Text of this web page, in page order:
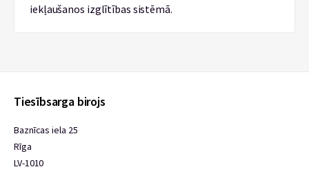
iekļaušanos izglītības sistēmā.
Tiesībsarga birojs
Baznīcas iela 25
Rīga
LV-1010